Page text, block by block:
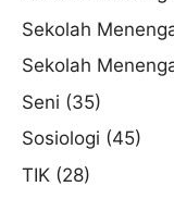
Sekolah
Sekolah
Seni (35)
Sosiologi (45)
TIK (28)